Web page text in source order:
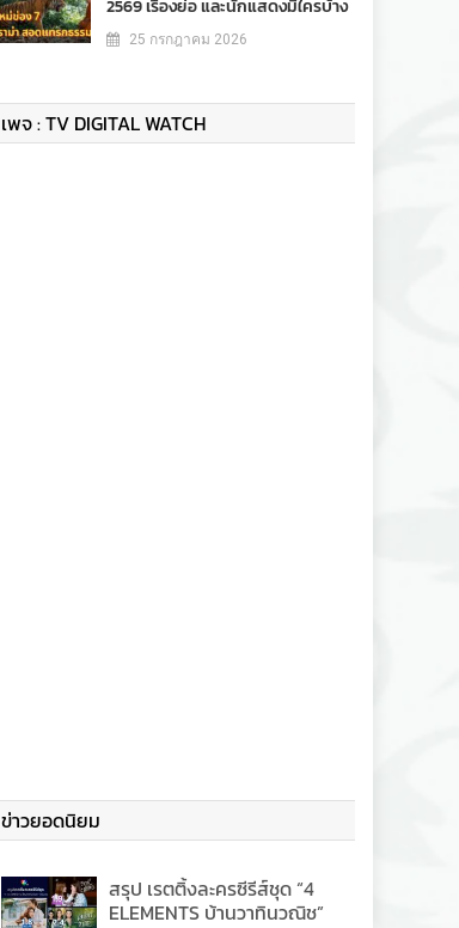
2569 เรื่องย่อ และนักแสดงมีใครบ้าง
25 กรกฎาคม 2026
เพจ : TV DIGITAL WATCH
ข่าวยอดนิยม
สรุป เรตติ้งละครซีรีส์ชุด “4
ELEMENTS บ้านวาทินวณิช”